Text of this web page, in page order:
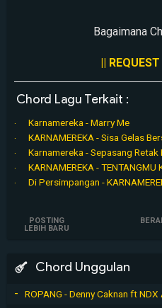
Bagaimana
||
Chord Lagu Terkait :
Karnamereka - Marry Me
KARNAMEREKA - Sisa Gelas
Karnamereka - Sepasang Retak
KARNAMEREKA - TENTANGMU
Di Persimpangan -
POSTING
LEBIH BARU
Chord Unggulan
ROPANG - Denny Caknan ft NDX